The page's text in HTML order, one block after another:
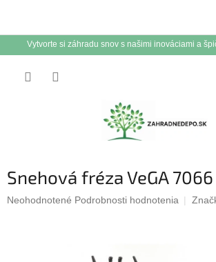
Vytvorte si záhradu snov s našimi inováciami a
Snehová fréza VeGA 7066
Priemerné
Neohodnotené Podrobnosti hodnotenia